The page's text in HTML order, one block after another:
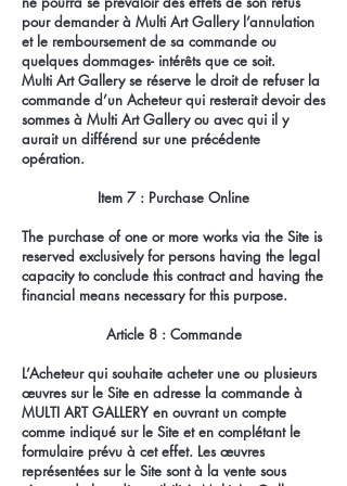
pour demander à Multi Art Gallery l’annulation
et le remboursement de sa commande ou
quelques dommages- intérêts que ce soit.
Multi Art Gallery se réserve le droit de refuser la
commande d’un Acheteur qui resterait devoir des
sommes à Multi Art Gallery ou avec qui il y
aurait un différend sur une précédente
opération.
Item 7 : Purchase Online
The purchase of one or more works via the Site is
reserved exclusively for persons having the legal
capacity to conclude this contract and having the
financial means necessary for this purpose.
Article 8 : Commande
L’Acheteur qui souhaite acheter une ou plusieurs
œuvres sur le Site en adresse la commande à
MULTI ART GALLERY en ouvrant un compte
comme indiqué sur le Site et en complétant le
formulaire prévu à cet effet. Les œuvres
représentées sur le Site sont à la vente sous